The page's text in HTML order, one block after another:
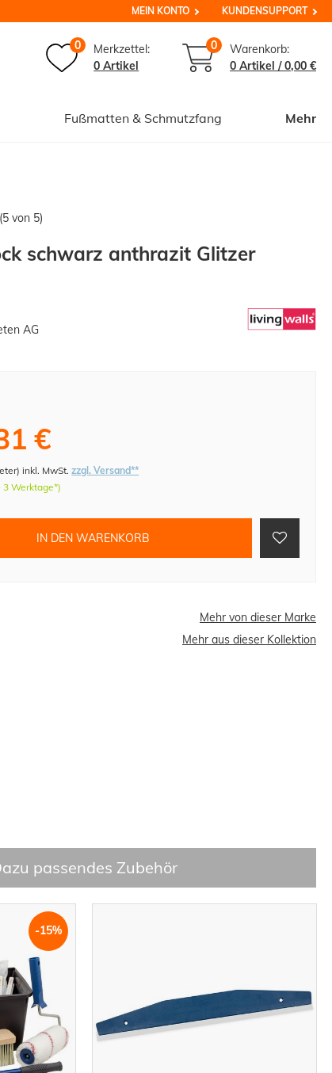
MEIN KONTO KUNDENSUPPORT
0
Merkzettel:
0 Artikel
0
Warenkorb:
0 Artikel /0,00 €
Fußmatten & Schmutzfang Mehr
schwarz anthrazit Glitzer
AG
€
)inkl. MwSt.zzgl. Versand**
3 Werktage*)
IN DEN WARENKORB
Mehr von dieser Marke
Mehr aus dieser Kollektion
(5 von 5)
passendes Zubehör
-15%